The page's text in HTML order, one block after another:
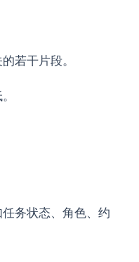
若干片段。
务状态、角色、约